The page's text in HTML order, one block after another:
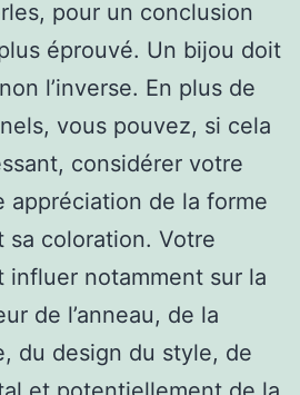
pour un conclusion
éprouvé. Un bijou doit
l’inverse. En plus de
vous pouvez, si cela
considérer votre
appréciation de la forme
coloration. Votre
influer notamment sur la
de l’anneau, de la
du design du style, de